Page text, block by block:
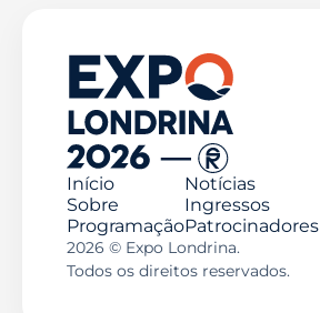
Início
Sobre
Programação
Notícias
Ingressos
Patrocinadores
2026 © Expo Londrina.
Todos os direitos reservados.